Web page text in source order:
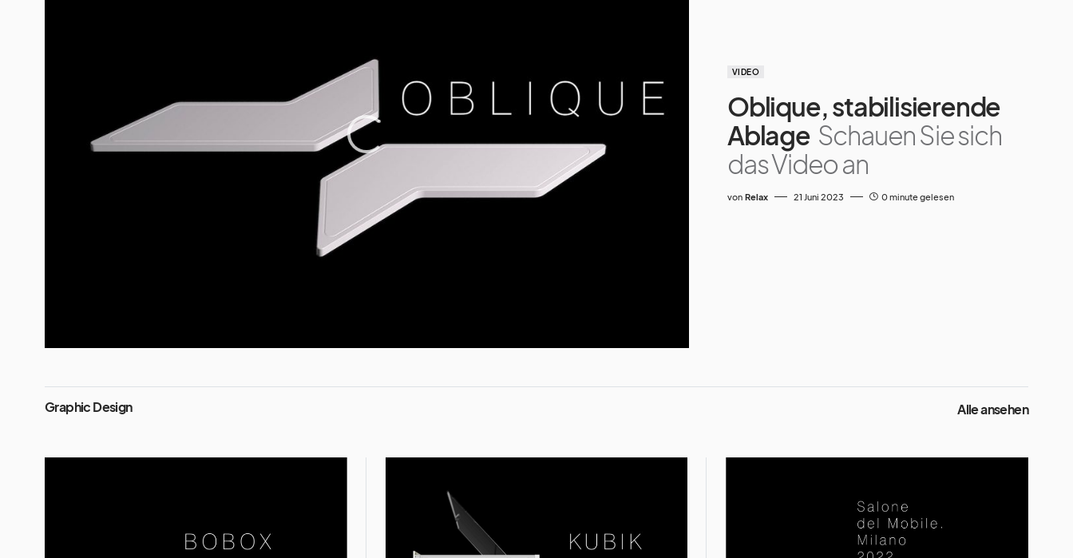
VIDEO
Oblique, stabilisierende
Ablage Schauen Sie sich
das Video an
von Relax 21 Juni 2023 0 minute gelesen
Graphic Design Alle ansehen